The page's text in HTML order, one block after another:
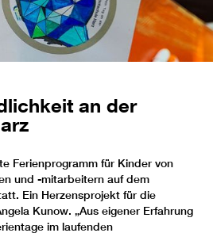
an der
Ferienprogramm für Kinder von
und -mitarbeitern auf dem
Ein Herzensprojekt für die
Kunow. „Aus eigener Erfahrung
im laufenden